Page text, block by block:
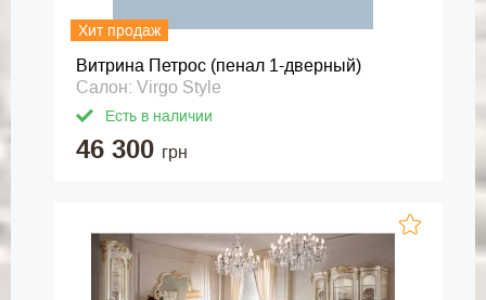
Хит продаж
Витрина Петрос (пенал 1-дверный)
Салон: Virgo Style
Есть в наличии
46 300 грн